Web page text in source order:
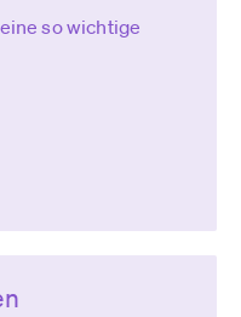
so wichtige